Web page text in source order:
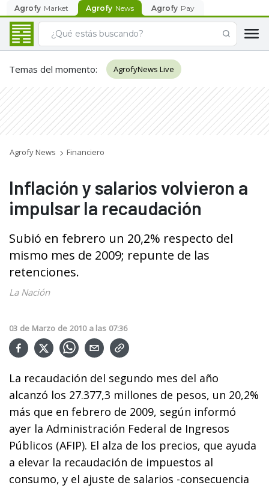
Agrofy Market Agrofy News Agrofy Pay
Temas del momento: AgrofyNews Live
Agrofy News Financiero
Inflación y salarios volvieron a
impulsar la recaudación
Subió en febrero un 20,2% respecto del
mismo mes de 2009; repunte de las
retenciones.
La Nación
03 de Marzo de 2010 a las 07:36
La recaudación del segundo mes del año
alcanzó los 27.377,3 millones de pesos, un 20,2%
más que en febrero de 2009, según informó
ayer la Administración Federal de Ingresos
Públicos (AFIP). El alza de los precios, que ayuda
a elevar la recaudación de impuestos al
consumo, y el ajuste de salarios -consecuencia